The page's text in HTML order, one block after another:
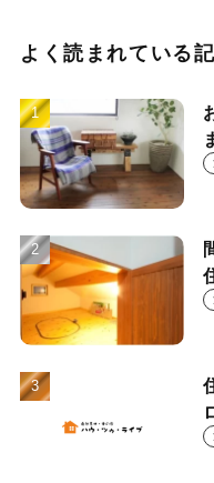
よく読まれている